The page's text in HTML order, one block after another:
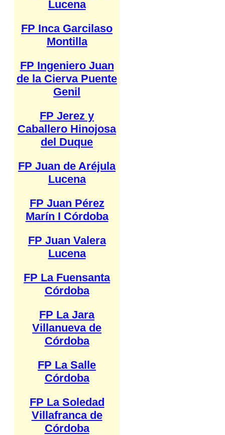
Lucena
FP Inca Garcilaso
Montilla
FP Ingeniero Juan
de la Cierva Puente
Genil
FP Jerez y
Caballero Hinojosa
del Duque
FP Juan de Aréjula
Lucena
FP Juan Pérez
Marín I Córdoba
FP Juan Valera
Lucena
FP La Fuensanta
Córdoba
FP La Jara
Villanueva de
Córdoba
FP La Salle
Córdoba
FP La Soledad
Villafranca de
Córdoba